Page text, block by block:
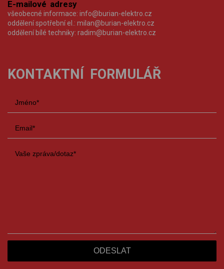
E-mailové adresy
všeobecné informace: info@burian-elektro.cz
oddělení spotřební el.: milan@burian-elektro.cz
oddělení bílé techniky: radim@burian-elektro.cz
KONTAKTNÍ FORMULÁŘ